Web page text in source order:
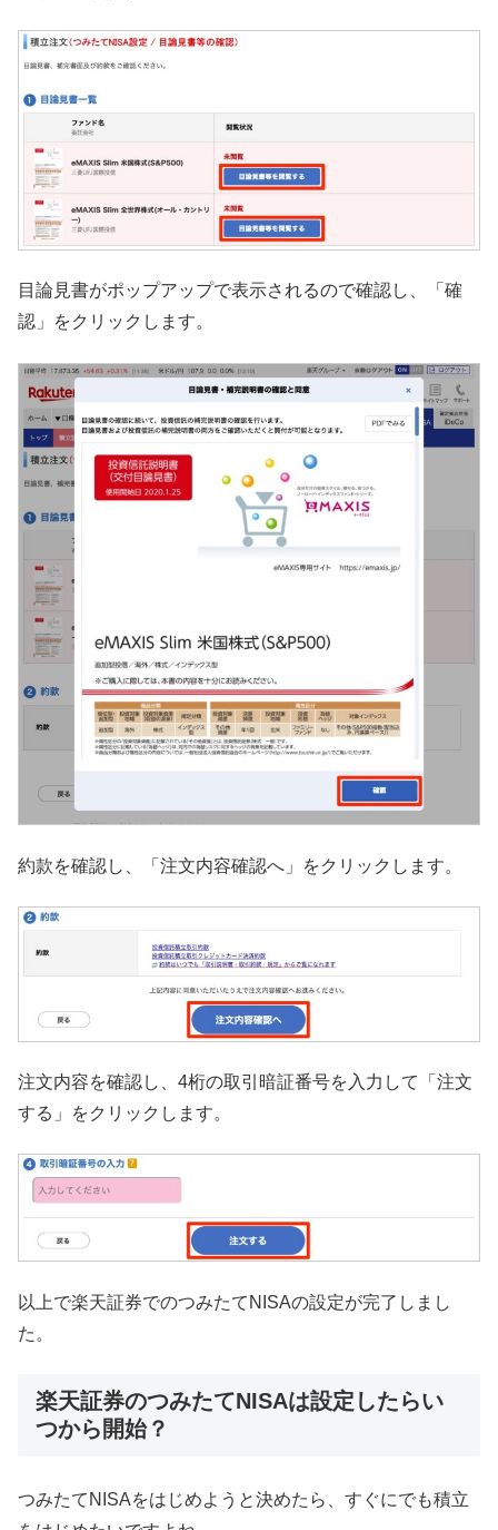
目論見書がポップアップで表示されるので確認し、「確
認」をクリックします。
約款を確認し、「注文内容確認へ」をクリックします。
注文内容を確認し、4桁の取引暗証番号を入力して「注文
する」をクリックします。
以上で楽天証券でのつみたてNISAの設定が完了しまし
た。
楽天証券のつみたてNISAは設定したらい
つから開始？
つみたてNISAをはじめようと決めたら、すぐにでも積立